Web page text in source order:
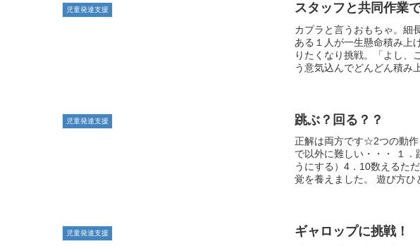
児童発達支援 スタッフと共同作業
カプラと言うおもちゃ。細
ある１人が一生懸命積み上
りたくなり挑戦。「よし、
う意気込んでどんどん積み
児童発達支援 跳ぶ？回る？？
正解は両方です☆2つの動
で以外に難しい・・・ １．
うにする）4．10数えるた
覚を養えました。 遊び方ひ
児童発達支援 ギャロップに挑戦！